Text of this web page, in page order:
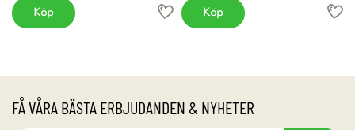
Köp Köp
FÅ VÅRA BÄSTA ERBJUDANDEN & NYHETER